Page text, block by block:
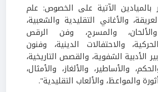
بالميادين الآتية على الخصوص: علم
والأغاني التقليدية والشعبية،
والألحان، والمسرح، وفن الرقص
والاحتفالات الدينية، وفنون
الأدبية الشفوية، والقصص التاريخية،
والأساطير، والألغاز، والأمثال،
والمواعظ، والألعاب التقليدية".